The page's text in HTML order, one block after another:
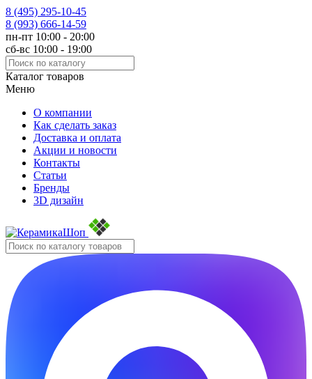
8 (495) 295-10-45
8 (993) 666-14-59
пн-пт 10:00 - 20:00
сб-вс 10:00 - 19:00
Каталог товаров
Меню
О компании
Как сделать заказ
Доставка и оплата
Акции и новости
Контакты
Статьи
Бренды
3D дизайн